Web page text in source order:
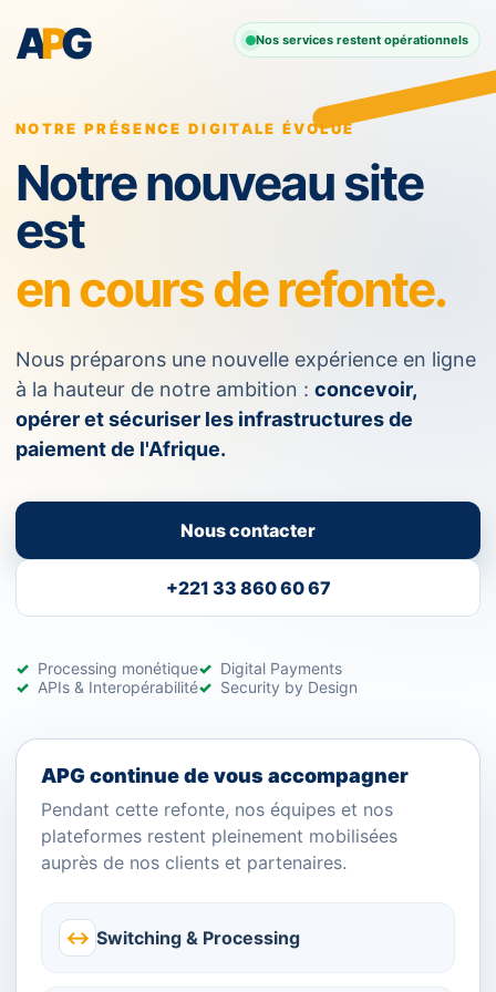
APG Nos services restent opérationnels
NOTRE PRÉSENCE DIGITALE ÉVOLUE
Notre nouveau site
est
en cours de refonte.
Nous préparons une nouvelle expérience en ligne
à la hauteur de notre ambition : concevoir,
opérer et sécuriser les infrastructures de
paiement de l'Afrique.
Nous contacter
+221 33 860 60 67
Processing monétique
Digital Payments
APIs & Interopérabilité
Security by Design
APG continue de vous accompagner
Pendant cette refonte, nos équipes et nos
plateformes restent pleinement mobilisées
auprès de nos clients et partenaires.
↔ Switching & Processing